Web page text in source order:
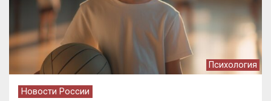
Психология
Новости России